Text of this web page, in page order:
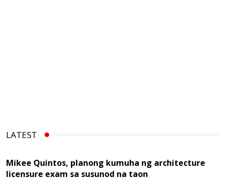
LATEST
Mikee Quintos, planong kumuha ng architecture
licensure exam sa susunod na taon